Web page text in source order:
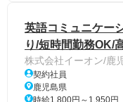
英語コミュニケー
り/短時間勤務OK/
株式会社イーオン/鹿
契約社員
鹿児島県
時給1,800円～1,950円